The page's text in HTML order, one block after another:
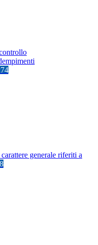
generale riferiti a